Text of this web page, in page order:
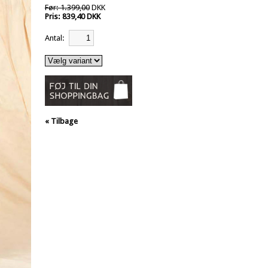
Før: 1.399,00DKK
Pris: 839,40 DKK
Antal:
« Tilbage